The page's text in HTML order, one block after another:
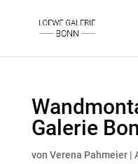
Galerie
von Verena Pahmeier|